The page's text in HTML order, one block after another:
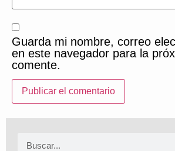
Guarda mi nombre, correo
en este navegador para la
comente.